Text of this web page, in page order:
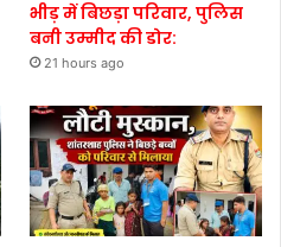
भीड़ में बिछड़ा परिवार, पुलिस
बनी उम्मीद की डोर:
21 hours ago